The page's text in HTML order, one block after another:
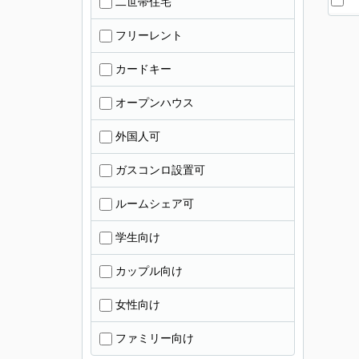
フリーレント
カードキー
オープンハウス
外国人可
ガスコンロ設置可
ルームシェア可
学生向け
カップル向け
女性向け
ファミリー向け